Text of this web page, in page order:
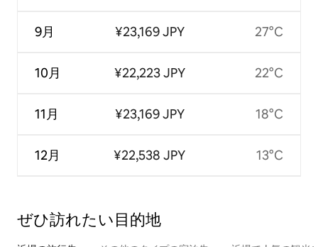
9月
10月
11月
12月
¥23,169 JPY
¥22,223 JPY
¥23,169 JPY
¥22,538 JPY
27°C
22°C
18°C
13°C
ぜひ訪⁠れ⁠た⁠い目⁠的⁠地